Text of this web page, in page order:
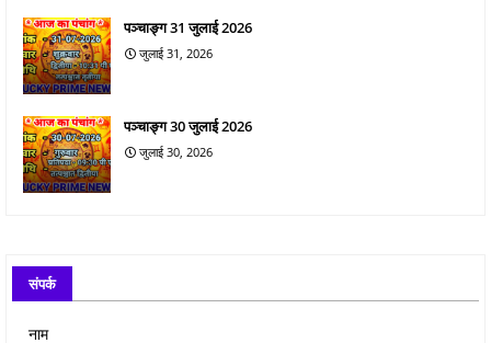
पञ्चाङ्ग 31 जुलाई 2026
जुलाई 31, 2026
पञ्चाङ्ग 30 जुलाई 2026
जुलाई 30, 2026
संपर्क
नाम